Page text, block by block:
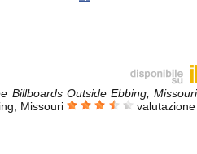
Billboards Outside Ebbing, Missouri
Missouri